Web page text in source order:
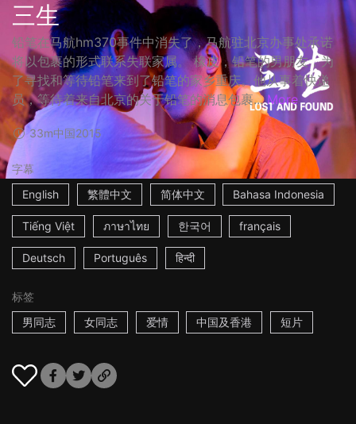
三生
铅笔在马航hm370事件中消失了，马航驻北京办事处承诺
将以包裹的形式联系失联家属。 橡皮，铅笔的男朋友，为
了寻找和等待铅笔来到了铅笔的家乡重庆。他从事着快递
员，等待着来自北京的关于铅笔的消息包裹... More
33m中国2015
字幕
English
繁體中文 简体中文 Bahasa Indonesia
Tiếng Việt ภาษาไทย 한국어 français
Deutsch Português हिन्दी
标签
男同志
女同志 爱情 中国及香港 短片